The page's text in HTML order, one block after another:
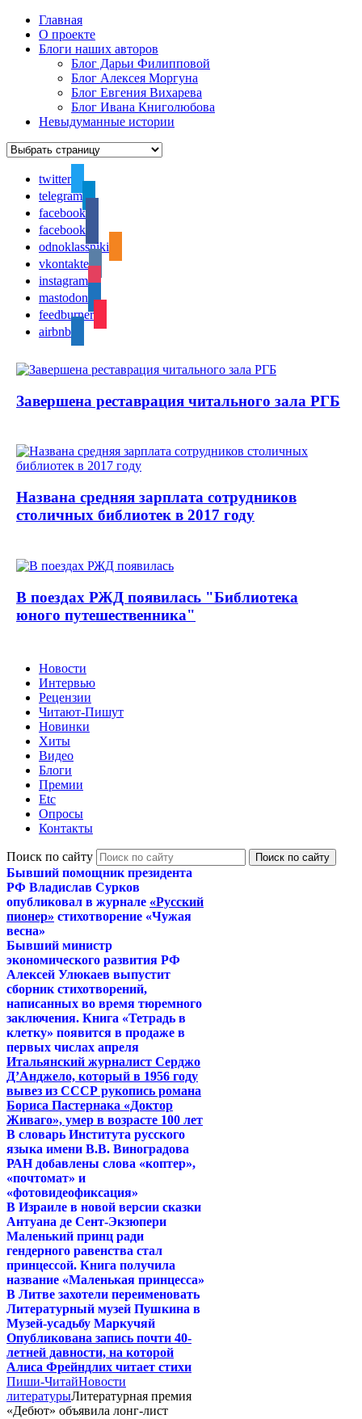
Главная
О проекте
Блоги наших авторов
Блог Дарьи Филипповой
Блог Алексея Моргуна
Блог Евгения Вихарева
Блог Ивана Книголюбова
Невыдуманные истории
twitter
telegram
facebook
facebook
odnoklassniki
vkontakte
instagram
mastodon
feedburner
airbnb
Завершена реставрация читального зала РГБ
Названа средняя зарплата сотрудников
столичных библиотек в 2017 году
В поездах РЖД появилась "Библиотека
юного путешественника"
Новости
Интервью
Рецензии
Читают-Пишут
Новинки
Хиты
Видео
Блоги
Премии
Etc
Опросы
Контакты
Поиск по сайту
Бывший помощник президента
РФ Владислав Сурков
опубликовал в журнале «Русский
пионер» стихотворение «Чужая
весна»
Бывший министр
экономического развития РФ
Алексей Улюкаев выпустит
сборник стихотворений,
написанных во время тюремного
заключения. Книга «Тетрадь в
клетку» появится в продаже в
первых числах апреля
Итальянский журналист Серджо
Д’Анджело, который в 1956 году
вывез из СССР рукопись романа
Бориса Пастернака «Доктор
Живаго», умер в возрасте 100 лет
В словарь Института русского
языка имени В.В. Виноградова
РАН добавлены слова «коптер»,
«почтомат» и
«фотовидеофиксация»
В Израиле в новой версии сказки
Антуана де Сент-Экзюпери
Маленький принц ради
гендерного равенства стал
принцессой. Книга получила
название «Маленькая принцесса»
В Литве захотели переименовать
Литературный музей Пушкина в
Музей-усадьбу Маркучяй
Опубликована запись почти 40-
летней давности, на которой
Алиса Фрейндлих читает стихи
Пиши-ЧитайНовости
литературыЛитературная премия
«Дебют» объявила лонг-лист